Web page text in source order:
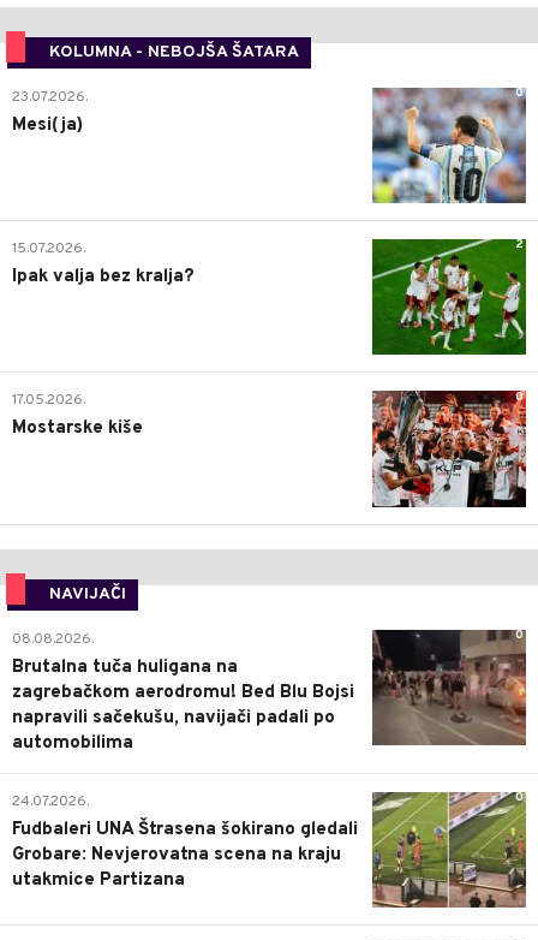
KOLUMNA - NEBOJŠA ŠATARA
0
23.07.2026.
Mesi(ja)
2
15.07.2026.
Ipak valja bez kralja?
0
17.05.2026.
Mostarske kiše
NAVIJAČI
0
08.08.2026.
Brutalna tuča huligana na
zagrebačkom aerodromu! Bed Blu Bojsi
napravili sačekušu, navijači padali po
automobilima
0
24.07.2026.
Fudbaleri UNA Štrasena šokirano gledali
Grobare: Nevjerovatna scena na kraju
utakmice Partizana